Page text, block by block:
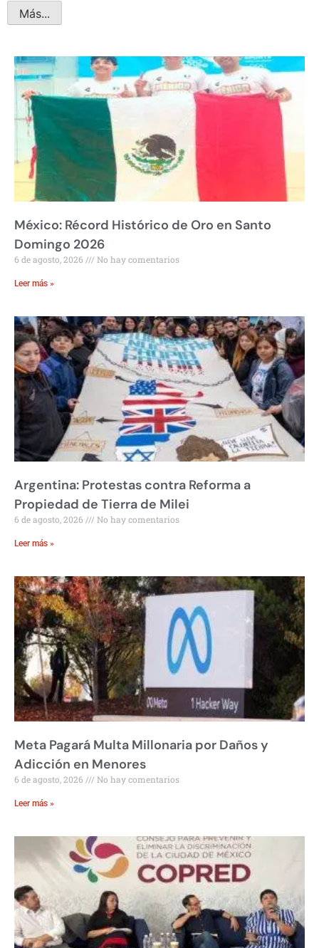
Más...
México: Récord Histórico de Oro en Santo
Domingo 2026
6 de agosto, 2026 No hay comentarios
Leer más »
Argentina: Protestas contra Reforma a
Propiedad de Tierra de Milei
6 de agosto, 2026 No hay comentarios
Leer más »
Meta Pagará Multa Millonaria por Daños y
Adicción en Menores
6 de agosto, 2026 No hay comentarios
Leer más »